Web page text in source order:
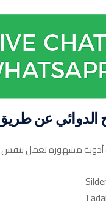
أدوية مشهورة تعمل بنفس